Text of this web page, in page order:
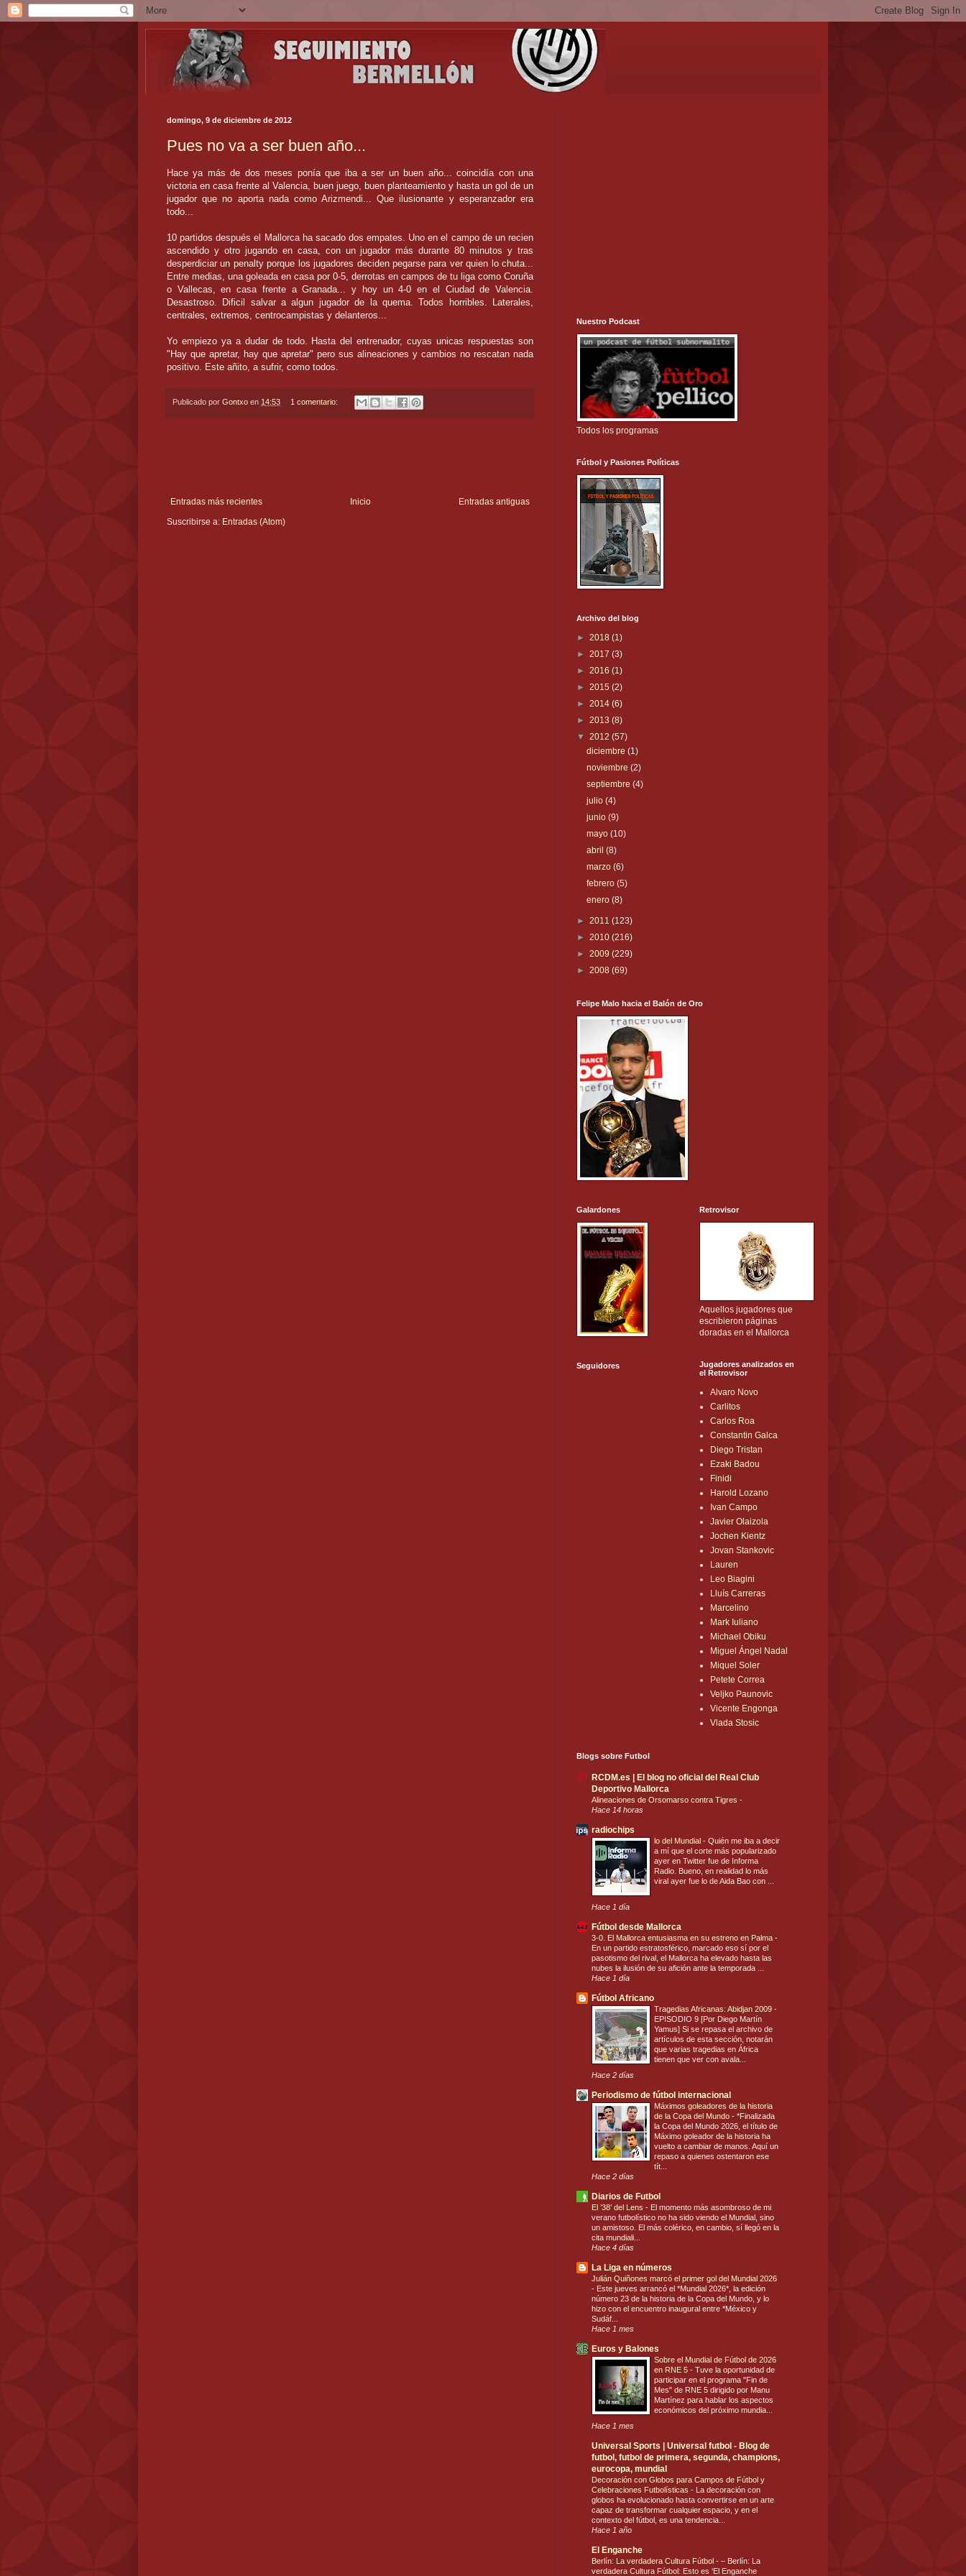
domingo, 9 de diciembre de 2012
Pues no va a ser buen año...
Hace ya más de dos meses ponía que iba a ser un buen año... coincidía con una
victoria en casa frente al Valencia, buen juego, buen planteamiento y hasta un gol de un
jugador que no aporta nada como Arizmendi... Que ilusionante y esperanzador era
todo...
10 partidos después el Mallorca ha sacado dos empates. Uno en el campo de un recien
ascendido y otro jugando en casa, con un jugador más durante 80 minutos y tras
desperdiciar un penalty porque los jugadores deciden pegarse para ver quien lo chuta...
Entre medias, una goleada en casa por 0-5, derrotas en campos de tu liga como Coruña
o Vallecas, en casa frente a Granada... y hoy un 4-0 en el Ciudad de Valencia.
Desastroso. Dificil salvar a algun jugador de la quema. Todos horribles. Laterales,
centrales, extremos, centrocampistas y delanteros...
Yo empiezo ya a dudar de todo. Hasta del entrenador, cuyas unicas respuestas son
"Hay que apretar, hay que apretar" pero sus alineaciones y cambios no rescatan nada
positivo. Este añito, a sufrir, como todos.
Publicado por Gontxo en 14:53 1 comentario:
Entradas más recientes Entradas antiguas
Inicio
Suscribirse a: Entradas (Atom)
Nuestro Podcast
Todos los programas
Fútbol y Pasiones Políticas
Archivo del blog
► 2018 (1)
► 2017 (3)
► 2016 (1)
► 2015 (2)
► 2014 (6)
► 2013 (8)
▼ 2012 (57)
diciembre(1)
noviembre(2)
septiembre(4)
julio(4)
junio(9)
mayo(10)
abril(8)
marzo(6)
febrero(5)
enero(8)
► 2011 (123)
► 2010 (216)
► 2009 (229)
► 2008 (69)
Felipe Malo hacia el Balón de Oro
Galardones
Seguidores
Retrovisor
Aquellos jugadores que
escribieron páginas
doradas en el Mallorca
Jugadores analizados en
el Retrovisor
Alvaro Novo
Carlitos
Carlos Roa
Constantin Galca
Diego Tristan
Ezaki Badou
Finidi
Harold Lozano
Ivan Campo
Javier Olaizola
Jochen Kientz
Jovan Stankovic
Lauren
Leo Biagini
Lluís Carreras
Marcelino
Mark Iuliano
Michael Obiku
Miguel Ángel Nadal
Miquel Soler
Petete Correa
Veljko Paunovic
Vicente Engonga
Vlada Stosic
Blogs sobre Futbol
RCDM.es | El blog no oficial del Real Club
Deportivo Mallorca
Alineaciones de Orsomarso contra Tigres -
Hace 14 horas
radiochips
lo del Mundial - Quién me iba a decir
a mí que el corte más popularizado
ayer en Twitter fue de Informa
Radio. Bueno, en realidad lo más
viral ayer fue lo de Aida Bao con ...
Hace 1 día
Fútbol desde Mallorca
3-0. El Mallorca entusiasma en su estreno en Palma -
En un partido estratosférico, marcado eso sí por el
pasotismo del rival, el Mallorca ha elevado hasta las
nubes la ilusión de su afición ante la temporada ...
Hace 1 día
Fútbol Africano
Tragedias Africanas: Abidjan 2009 -
EPISODIO 9 [Por Diego Martín
Yamus] Si se repasa el archivo de
artículos de esta sección, notarán
que varias tragedias en África
tienen que ver con avala...
Hace 2 días
Periodismo de fútbol internacional
Máximos goleadores de la historia
de la Copa del Mundo - *Finalizada
la Copa del Mundo 2026, el título de
Máximo goleador de la historia ha
vuelto a cambiar de manos. Aquí un
repaso a quienes ostentaron ese
tít...
Hace 2 días
Diarios de Futbol
El ’38’ del Lens - El momento más asombroso de mi
verano futbolístico no ha sido viendo el Mundial, sino
un amistoso. El más colérico, en cambio, sí llegó en la
cita mundiali...
Hace 4 días
La Liga en números
Julián Quiñones marcó el primer gol del Mundial 2026
- Este jueves arrancó el *Mundial 2026*, la edición
número 23 de la historia de la Copa del Mundo, y lo
hizo con el encuentro inaugural entre *México y
Sudáf...
Hace 1 mes
Euros y Balones
Sobre el Mundial de Fútbol de 2026
en RNE 5 - Tuve la oportunidad de
participar en el programa "Fin de
Mes" de RNE 5 dirigido por Manu
Martínez para hablar los aspectos
económicos del próximo mundia...
Hace 1 mes
Universal Sports | Universal futbol - Blog de
futbol, futbol de primera, segunda, champions,
eurocopa, mundial
Decoración con Globos para Campos de Fútbol y
Celebraciones Futbolísticas - La decoración con
globos ha evolucionado hasta convertirse en un arte
capaz de transformar cualquier espacio, y en el
contexto del fútbol, es una tendencia...
Hace 1 año
El Enganche
Berlín: La verdadera Cultura Fútbol - – Berlín: La
verdadera Cultura Fútbol: Esto es ‘El Enganche